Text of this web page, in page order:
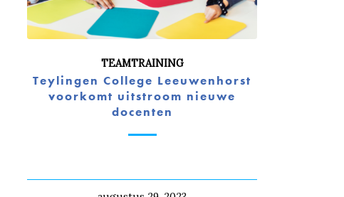
TEAMTRAINING
Teylingen College Leeuwenhorst
voorkomt uitstroom nieuwe
docenten